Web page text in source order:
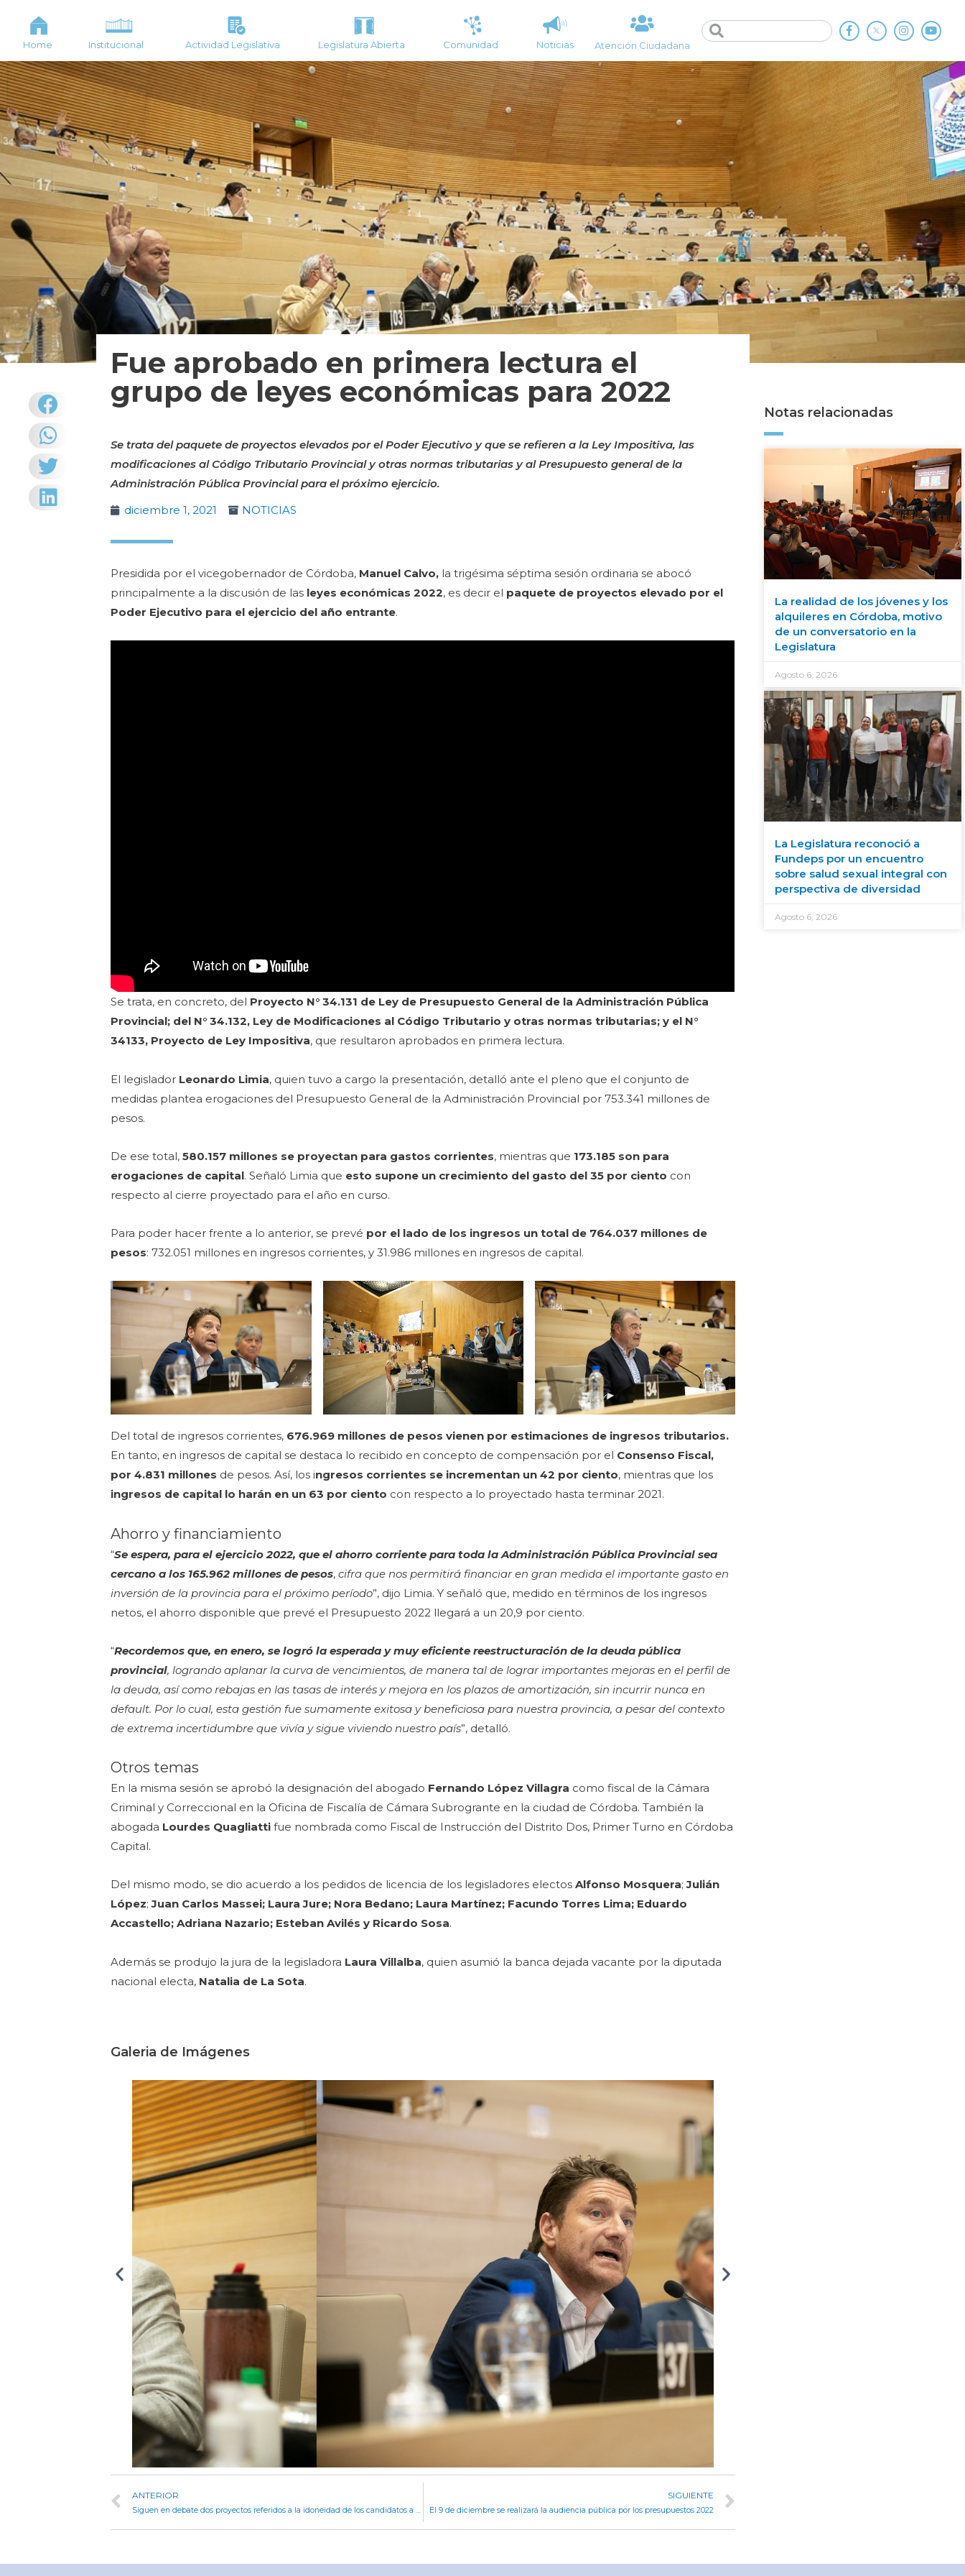
Home Institucional Actividad Legislativa Legislatura Abierta Comunidad Noticias Atención Ciudadana
Fue aprobado en primera lectura el
grupo de leyes económicas para 2022
Se trata del paquete de proyectos elevados por el Poder Ejecutivo y que se refieren a la Ley Impositiva, las
modificaciones al Código Tributario Provincial y otras normas tributarias y al Presupuesto general de la
Administración Pública Provincial para el próximo ejercicio.
diciembre 1, 2021
NOTICIAS
Presidida por el vicegobernador de Córdoba, Manuel Calvo, la trigésima séptima sesión ordinaria se abocó
principalmente a la discusión de las leyes económicas 2022, es decir el paquete de proyectos elevado por el
Poder Ejecutivo para el ejercicio del año entrante.
Se trata, en concreto, del Proyecto N° 34.131 de Ley de Presupuesto General de la Administración Pública
Provincial; del N° 34.132, Ley de Modificaciones al Código Tributario y otras normas tributarias; y el N°
34133, Proyecto de Ley Impositiva, que resultaron aprobados en primera lectura.
El legislador Leonardo Limia, quien tuvo a cargo la presentación, detalló ante el pleno que el conjunto de
medidas plantea erogaciones del Presupuesto General de la Administración Provincial por 753.341 millones de
pesos.
De ese total,580.157 millones se proyectan para gastos corrientes, mientras que 173.185 son para
erogaciones de capital. Señaló Limia que esto supone un crecimiento del gasto del 35 por ciento con
respecto al cierre proyectado para el año en curso.
Para poder hacer frente a lo anterior, se prevé por el lado de los ingresos un total de 764.037 millones de
pesos: 732.051 millones en ingresos corrientes, y 31.986 millones en ingresos de capital.
Del total de ingresos corrientes, 676.969 millones de pesos vienen por estimaciones de ingresos tributarios.
En tanto, en ingresos de capital se destaca lo recibido en concepto de compensación por el Consenso Fiscal,
por 4.831 millones de pesos. Así, los ingresos corrientes se incrementan un 42 por ciento, mientras que los
ingresos de capital lo harán en un 63 por ciento con respecto a lo proyectado hasta terminar 2021.
Ahorro y financiamiento
“Se espera, para el ejercicio 2022, que el ahorro corriente para toda la Administración Pública Provincial sea
cercano a los 165.962 millones de pesos,cifra que nos permitirá financiar en gran medida el importante gasto en
inversión de la provincia para el próximo período”, dijo Limia. Y señaló que, medido en términos de los ingresos
netos, el ahorro disponible que prevé el Presupuesto 2022 llegará a un 20,9 por ciento.
“Recordemos que, en enero, se logró la esperada y muy eficiente reestructuración de la deuda pública
provincial, logrando aplanar la curva de vencimientos, de manera tal de lograr importantes mejoras en el perfil de
la deuda, así como rebajas en las tasas de interés y mejora en los plazos de amortización, sin incurrir nunca en
default. Por lo cual, esta gestión fue sumamente exitosa y beneficiosa para nuestra provincia, a pesar del contexto
de extrema incertidumbre que vivía y sigue viviendo nuestro país”, detalló.
Otros temas
En la misma sesión se aprobó la designación del abogado Fernando López Villagra como fiscal de la Cámara
Criminal y Correccional en la Oficina de Fiscalía de Cámara Subrogrante en la ciudad de Córdoba. También la
abogada Lourdes Quagliattifue nombrada como Fiscal de Instrucción del Distrito Dos, Primer Turno en Córdoba
Capital.
Del mismo modo, se dio acuerdo a los pedidos de licencia de los legisladores electosAlfonso Mosquera; Julián
López;Juan Carlos Massei; Laura Jure; Nora Bedano; Laura Martínez; Facundo Torres Lima; Eduardo
Accastello; Adriana Nazario; Esteban Avilés y Ricardo Sosa.
Además se produjo la jura de la legisladora Laura Villalba, quien asumió la banca dejada vacante por la diputada
nacional electa, Natalia de La Sota.
Galeria de Imágenes
ANTERIOR
Siguen en debate dos proyectos referidos a la idoneidad de los candidatos a cargos
SIGUIENTE
El 9 de diciembre se realizará la audiencia pública por los presupuestos 2022
Notas relacionadas
La realidad de los jóvenes y los
alquileres en Córdoba, motivo
de un conversatorio en la
Legislatura
Agosto 6, 2026
La Legislatura reconoció a
Fundeps por un encuentro
sobre salud sexual integral con
perspectiva de diversidad
Agosto 6, 2026